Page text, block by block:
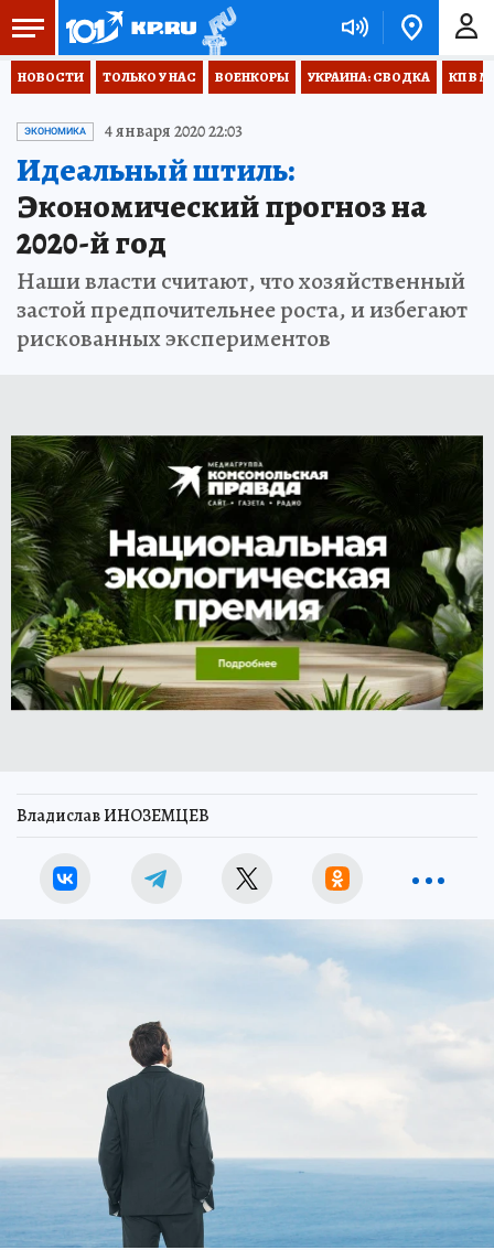
НОВОСТИ ТОЛЬКО У НАС ВОЕНКОРЫ УКРАИНА: СВОДКА КП В
ЭКОНОМИКА 4 января 2020 22:03
Идеальный штиль:
Экономический прогноз на
2020-й год
Наши власти считают, что хозяйственный
застой предпочительнее роста, и избегают
рискованных экспериментов
Владислав ИНОЗЕМЦЕВ